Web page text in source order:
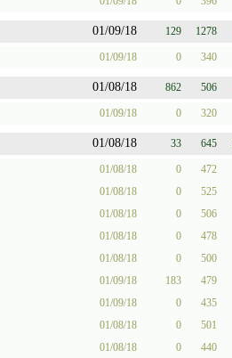
01/09/18 129 1278
01/09/18 0 340
01/08/18 862 506
01/09/18 0 320
01/08/18 33 645
01/08/18 0
472
01/08/18
0
525
01/08/18
0
506
01/08/18
0
478
01/08/18
0
500
01/09/18
183
479
01/09/18
0
435
01/08/18
0
501
01/08/18
0
440